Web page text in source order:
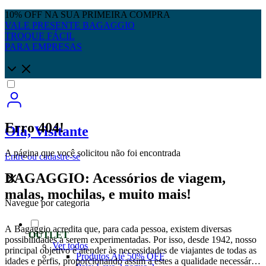
10% OFF NA SUA PRIMEIRA COMPRA
VALE PRESENTE BAGAGGIO
TROQUE FÁCIL
PARA EMPRESAS
Olá, Visitante
Entreou cadastre-se
Navegue por categoria
OUTLET
Ver todos
Produtos Até 50% OFF
Erro 404!
A página que você solicitou não foi encontrada
BAGAGGIO: Acessórios de viagem,
malas, mochilas, e muito mais!
A Bagaggio acredita que, para cada pessoa, existem diversas
possibilidades a serem experimentadas. Por isso, desde 1942, nosso
principal objetivo é atender às necessidades de viajantes de todas as
idades e perfis, proporcionando assim a estes a qualidade necessária